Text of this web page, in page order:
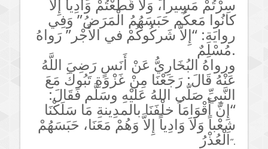
سِرْتُمْ مَسِيراً، وَلاَ قَطَعْتُمْ وَادِياً إِلاَّ
كانُوا مَعكُم حَبَسَهُمُ الْمَرَضُ” وَفِي
روايَةِ: “إِلاَّ شَركُوكُمْ في الأَجْر” رَواهُ
مُسْلِمٌ.
ورواهُ البُخَارِيُّ عَنْ أَنَسٍ رَضِيَ اللَّهُ
عَنْهُ قَالَ: رَجَعْنَا مِنْ غَزْوَةِ تَبُوكَ مَعَ
النَّبِيِّ صَلّى اللهُ عَلَيْهِ وسَلَّم فَقَالَ:
“إِنَّ أَقْوَامَاً خلْفَنَا بالمدِينةِ مَا سَلَكْنَا
شِعْباً وَلاَ وَادِياً إِلاَّ وَهُمْ مَعَنَا، حَبَسَهُمْ
الْعُذْرُ ”.